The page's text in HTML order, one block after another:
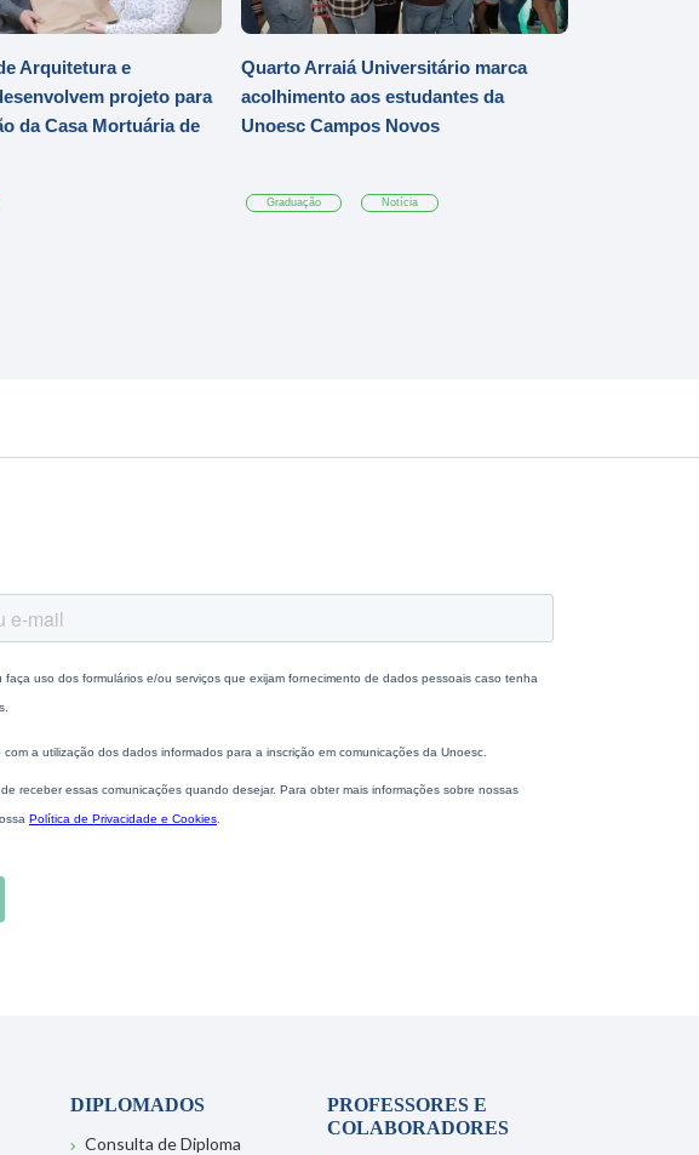
Arquitetura e
projeto para
da Casa Mortuária de
Quarto Arraiá Universitário marca
acolhimento aos estudantes da
Unoesc Campos Novos
Graduação Notícia
DIPLOMADOS
Consulta de Diploma
PROFESSORES E
COLABORADORES